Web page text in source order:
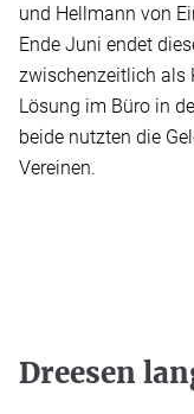
und Hellmann von
Ende Juni endet
zwischenzeitlich als
Lösung im Büro in
beide nutzten die
Vereinen.
Dreesen